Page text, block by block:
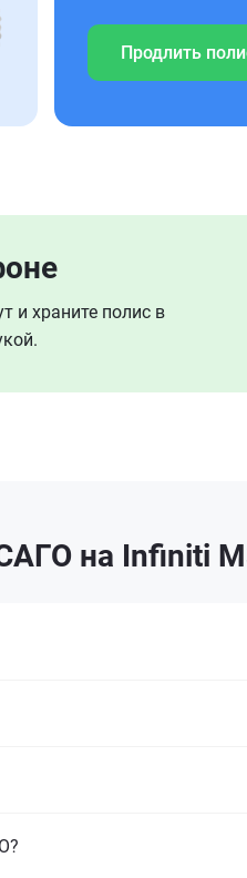
Продлить
и храните полис в
на Infiniti